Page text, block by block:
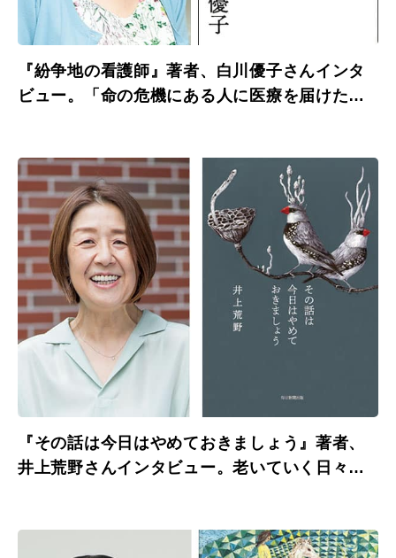
『紛争地の看護師』著者、白川優子さんインタ
ビュー。「命の危機にある人に医療を届けた
『その話は今日はやめておきましょう』著者、
井上荒野さんインタビュー。老いていく日々